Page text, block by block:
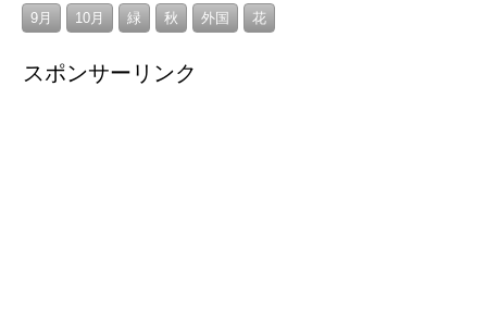
9月 10月 緑 秋 外国 花
スポンサーリンク